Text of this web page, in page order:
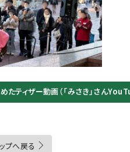
たティザー動画（「みさき」さん
プへ戻る